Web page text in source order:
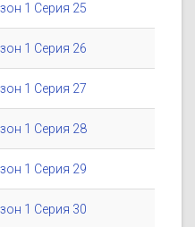
1 Серия 25
1 Серия 26
1 Серия 27
1 Серия 28
1 Серия 29
1 Серия 30